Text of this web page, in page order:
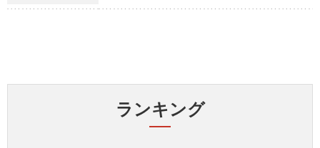
ランキング